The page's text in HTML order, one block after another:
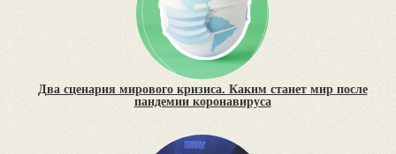
Два сценария мирового кризиса. Каким станет мир после
пандемии коронавируса